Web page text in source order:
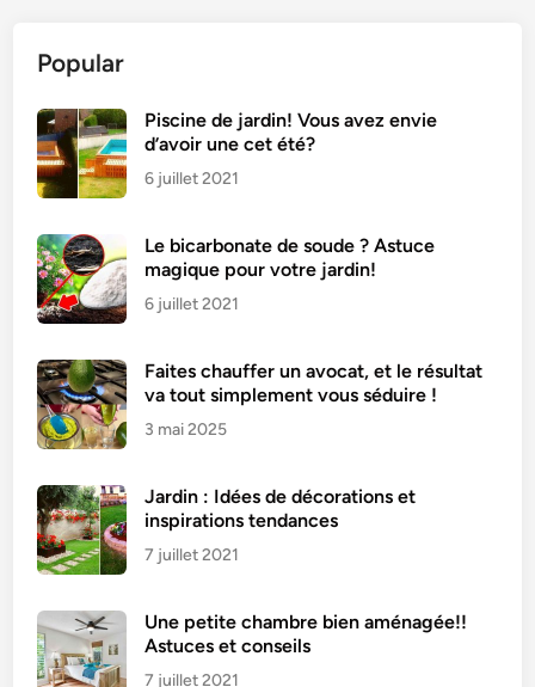
Popular
Piscine de jardin! Vous avez envie
d’avoir une cet été?
6 juillet 2021
Le bicarbonate de soude ? Astuce
magique pour votre jardin!
6 juillet 2021
Faites chauffer un avocat, et le résultat
va tout simplement vous séduire !
3 mai 2025
Jardin : Idées de décorations et
inspirations tendances
7 juillet 2021
Une petite chambre bien aménagée!!
Astuces et conseils
7 juillet 2021